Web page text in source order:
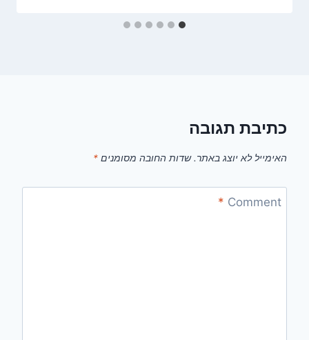
כתיבת תגובה
האימייל לא יוצג באתר. שדות החובה מסומנים *
Comment
*